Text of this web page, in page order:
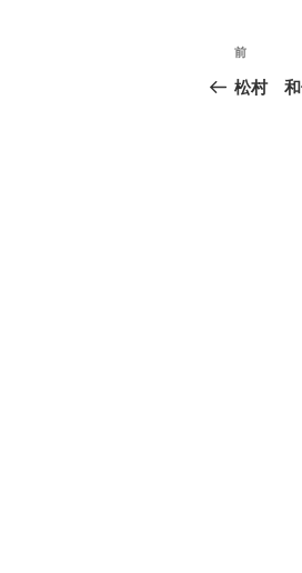
投
稿
前
の
投
前
松村 和